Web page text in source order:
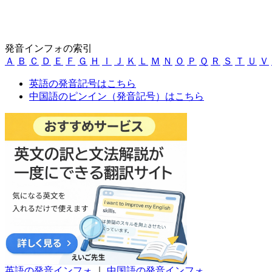
発音インフォの索引
Ａ
Ｂ Ｃ Ｄ Ｅ Ｆ Ｇ Ｈ Ｉ Ｊ Ｋ Ｌ Ｍ Ｎ Ｏ Ｐ Ｑ Ｒ Ｓ Ｔ Ｕ Ｖ
英語の発音記号はこちら
中国語のピンイン（発音記号）はこちら